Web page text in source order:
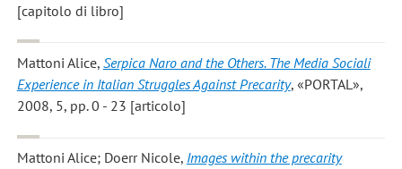
[capitolo di libro]
Mattoni Alice, Serpica Naro and the Others. The Media Sociali
Experience in Italian Struggles Against Precarity, «PORTAL»,
2008, 5, pp. 0 - 23 [articolo]
Mattoni Alice; Doerr Nicole, Images within the precarity